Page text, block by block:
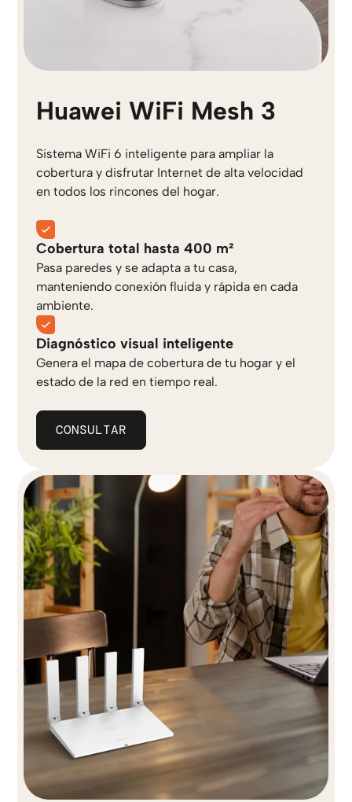
Huawei WiFi Mesh 3
Sistema WiFi 6 inteligente para ampliar la
cobertura y disfrutar Internet de alta velocidad
en todos los rincones del hogar.
Cobertura total hasta 400 m²
Pasa paredes y se adapta a tu casa,
manteniendo conexión fluida y rápida en cada
ambiente.
Diagnóstico visual inteligente
Genera el mapa de cobertura de tu hogar y el
estado de la red en tiempo real.
CONSULTAR